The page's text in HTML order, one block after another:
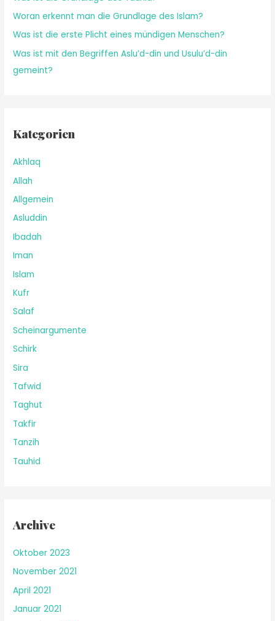
Woran erkennt man die Grundlage des Islam?
Was ist die erste Plicht eines mündigen Menschen?
Was ist mit den Begriffen Aslu’d-din und Usulu’d-din
gemeint?
Kategorien
Akhlaq
Allah
Allgemein
Asluddin
Ibadah
Iman
Islam
Kufr
Salaf
Scheinargumente
Schirk
Sira
Tafwid
Taghut
Takfir
Tanzih
Tauhid
Archive
Oktober 2023
November 2021
April 2021
Januar 2021